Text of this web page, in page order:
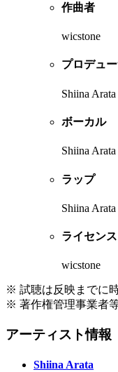
作曲者
wicstone
プロデュ
Shiina Arata
ボーカル
Shiina Arata
ラップ
Shiina Arata
ライセン
wicstone
※ 試聴は反映までに
※ 著作権管理事業者
アーティスト情報
Shiina Arata